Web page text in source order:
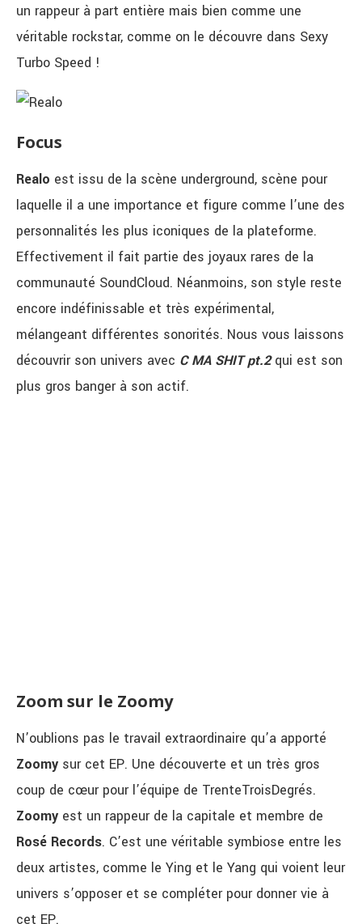
un rappeur à part entière mais bien comme une
véritable rockstar, comme on le découvre dans Sexy
Turbo Speed !
Focus
Realo est issu de la scène underground, scène pour
laquelle il a une importance et figure comme l’une des
personnalités les plus iconiques de la plateforme.
Effectivement il fait partie des joyaux rares de la
communauté SoundCloud. Néanmoins, son style reste
encore indéfinissable et très expérimental,
mélangeant différentes sonorités. Nous vous laissons
découvrir son univers avec C MA SHIT pt.2qui est son
plus gros banger à son actif.
Zoom sur le Zoomy
N’oublions pas le travail extraordinaire qu’a apporté
Zoomy sur cet EP. Une découverte et un très gros
coup de cœur pour l’équipe de TrenteTroisDegrés.
Zoomy est un rappeur de la capitale et membre de
Rosé Records. C’est une véritable symbiose entre les
deux artistes, comme le Ying et le Yang qui voient leur
univers s’opposer et se compléter pour donner vie à
cet EP.